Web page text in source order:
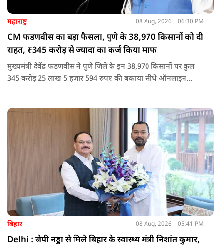
महाराष्ट्र 08 Aug, 2026 06:30 PM
CM फडणवीस का बड़ा फैसला, पुणे के 38,970 किसानों को दी
राहत, ₹345 करोड़ से ज्यादा का कर्ज किया माफ
मुख्यमंत्री देवेंद्र फडणवीस ने पुणे जिले के इन 38,970 किसानों पर कुल
345 करोड़ 25 लाख 5 हजार 594 रुपए की बकाया सीधे ऑनलाइन
बिहार 08 Aug, 2026 05:41 PM
Delhi : जेपी नड्डा से मिले बिहार के स्वास्थ्य मंत्री निशांत कुमार,